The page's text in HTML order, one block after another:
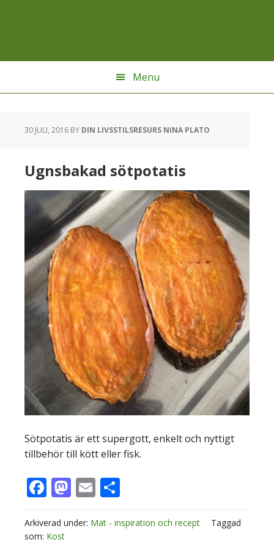
Menu
30 JULI, 2016 BY DIN LIVSSTILSRESURS NINA PLATO
Ugnsbakad sötpotatis
Sötpotatis är ett supergott, enkelt och nyttigt
tillbehör till kött eller fisk.
Facebook
Mastodon
Email
Arkiverad under: Mat - inspiration och recept
Taggad
som: Kost